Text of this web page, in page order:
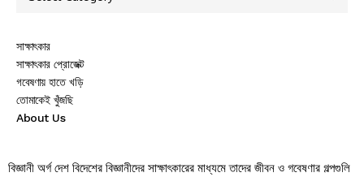
সাক্ষাৎকার
সাক্ষাৎকার প্রোজেক্ট
গবেষণায় হাতে খড়ি
তোমাকেই খুঁজছি
About Us
বিজ্ঞানী অর্গ দেশ বিদেশের বিজ্ঞানীদের সাক্ষাৎকারের মাধ্যমে তাদের জীবন ও গবেষণার গল্পগুলি